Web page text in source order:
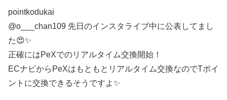
pointkodukai
@o___chan109 先日のインスタライブ中に公表してまし
た😍✨
正確にはPeXでのリアルタイム交換開始！
ECナビからPeXはもともとリアルタイム交換なのでTポイ
ントに交換できるそうですよ✨